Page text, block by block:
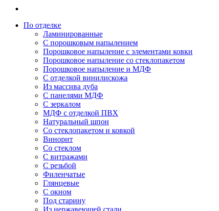
По отделке
Ламинированные
С порошковым напылением
Порошковое напыление с элементами ковки
Порошковое напыление со стеклопакетом
Порошковое напыление и МДФ
С отделкой винилискожа
Из массива дуба
С панелями МДФ
С зеркалом
МДФ с отделкой ПВХ
Натуральный шпон
Со стеклопакетом и ковкой
Винорит
Со стеклом
С витражами
С резьбой
Филенчатые
Глянцевые
С окном
Под старину